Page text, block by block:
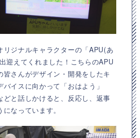
リジナルキャラクターの「APU(あ
迎えてくれました！こちらのAPU
皆さんがデザイン・開発をしたキ
イスに向かって「おはよう」
どと話しかけると、反応し、返事
なっています。